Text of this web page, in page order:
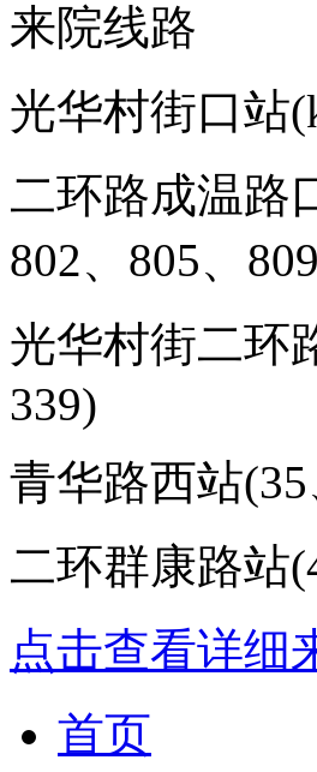
来院线路
光华村街口站(
二环路成温路
802、805、809
光华村街二环
339)
青华路西站(
二环群康路站(
点击查看详细
首页